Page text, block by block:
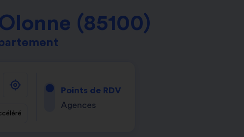
(85100)
Points de RDV
Agences